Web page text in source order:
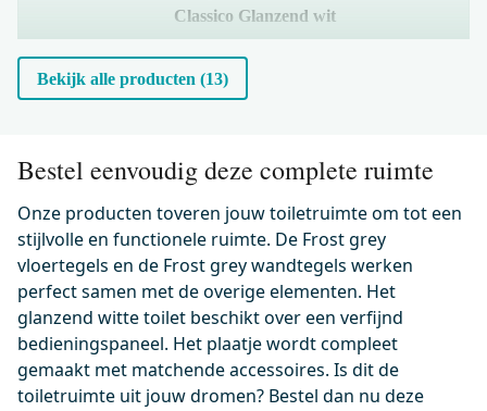
Classico Glanzend wit
0,-
500.0220
Wc-bril verdikt Glanzend wit
incl. Softclose en Quick release
Maandag in huis
0,-
KSW006E1MW
Flush Bedieningspaneel Toilet |
Chroom met glanzend wit glas
Bekijk alle producten (13)
Bestel eenvoudig deze complete ruimte
Onze producten toveren jouw toiletruimte om tot een
stijlvolle en functionele ruimte. De Frost grey
vloertegels en de Frost grey wandtegels werken
perfect samen met de overige elementen. Het
glanzend witte toilet beschikt over een verfijnd
bedieningspaneel. Het plaatje wordt compleet
gemaakt met matchende accessoires. Is dit de
toiletruimte uit jouw dromen? Bestel dan nu deze